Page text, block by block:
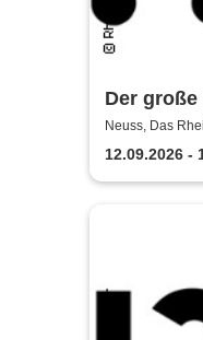
Der große
Neuss
Neuss, Das
Bühne
12.09.2026 -